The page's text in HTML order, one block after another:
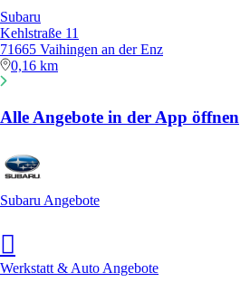
Subaru
Kehlstraße 11
71665 Vaihingen an der Enz
0,16 km
Alle Angebote in der App öffnen
Subaru Angebote
Werkstatt & Auto Angebote